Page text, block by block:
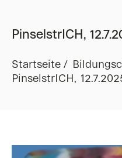
PinselstrICH,
Startseite
PinselstrICH,